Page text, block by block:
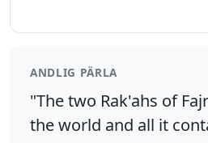
ANDLIG PÄRLA
"The two Rak'ahs of
the world and all it